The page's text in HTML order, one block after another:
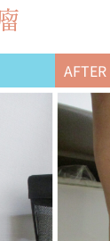
AFTER